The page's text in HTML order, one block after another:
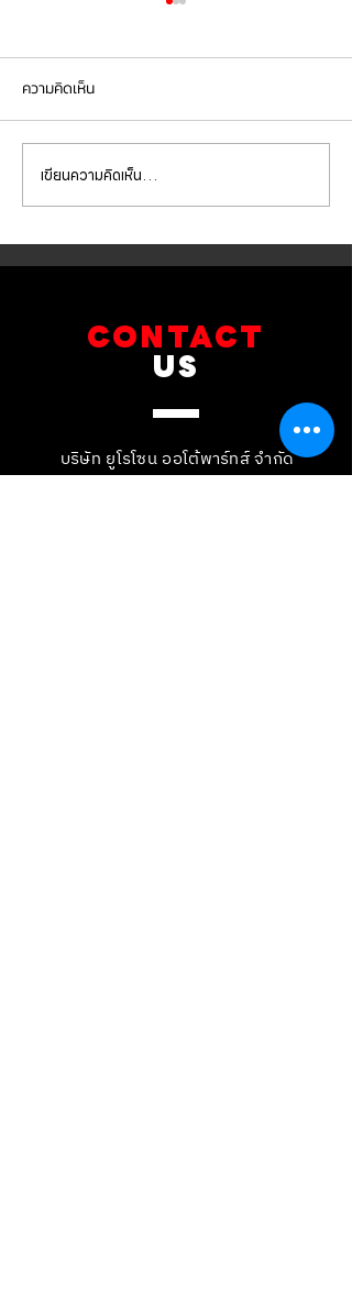
PORSCHE CAYENNE 958.2
เปลี่ยนยางขอบไฟหน้า
ความคิดเห็น
เขียนความคิดเห็น…
CONTACT
US
บริษัท ยูโรโซน ออโต้พาร์ทส์ จำกัด